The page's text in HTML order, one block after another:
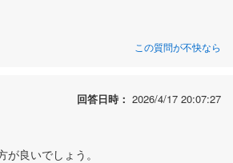
この質問が不快なら
回答日時： 2026/4/17 20:07:27
良いでしょう。